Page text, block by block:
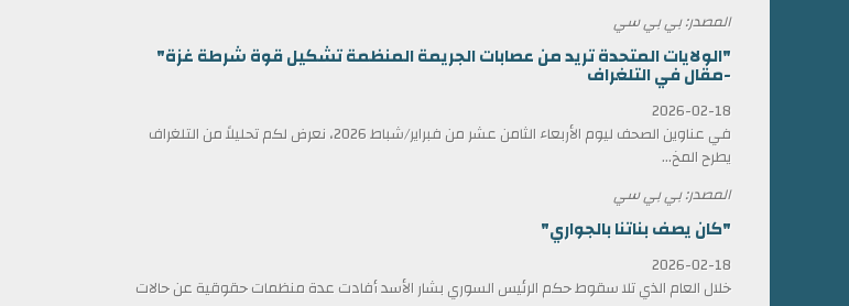
المصدر: بي بي سي
"الولايات المتحدة تريد من عصابات الجريمة المنظمة تشكيل قوة شرطة غزة"
-مقال في التلغراف
2026-02-18
في عناوين الصحف ليوم الأربعاء الثامن عشر من فبراير/شباط 2026، نعرض لكم تحليلاً من التلغراف
يطرح المخ...
المصدر: بي بي سي
"كان يصف بناتنا بالجواري"
2026-02-18
خلال العام الذي تلا سقوط حكم الرئيس السوري بشار الأسد أفادت عدة منظمات حقوقية عن حالات